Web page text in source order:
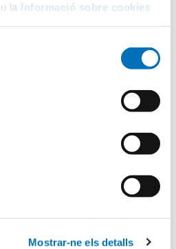
la Informació sobre cookies
Mostrar-ne els detalls